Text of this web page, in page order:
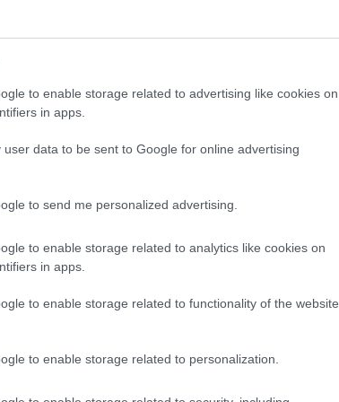
to enable storage related to advertising like cookies on
in apps.
user data to be sent to Google for online advertising
to send me personalized advertising.
to enable storage related to analytics like cookies on
in apps.
to enable storage related to functionality of the website
to enable storage related to personalization.
a TCR-ben, nyolc hétvégén
találom a TCR versenynaptárát,